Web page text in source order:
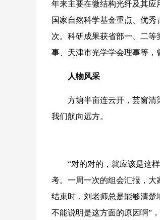
年来主要在微结构光纤及其应
国家自然科学基金重点、优
次。科研成果获省部一、二
事、天津市光学学会理事等，
人物风采
方塘半亩连云开，芸窗清渠
我们航向远方。
“对的对的，就应该是这样
考。一周一次的组会汇报，大
结束时，刘老师总是能够清
不能说明是这方面的原因啊”